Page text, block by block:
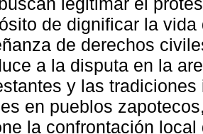
de dignificar la
de derechos
a la disputa en la
y las
en pueblos
la confrontación